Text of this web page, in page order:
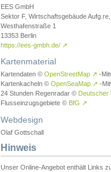
EES GmbH
Sektor F, Wirtschaftsgebäude
Westhafenstraße 1
13353 Berlin
https://ees-gmbh.de/ ↗
Kartenmaterial
Kartendaten © OpenStreetMap ↗ -
Kartenkacheln © OpenSeaMap ↗ -
24 Stunden Regenradar © Deutscher
Flusseinzugsgebiete © BfG ↗
Webdesign
Olaf Gottschall
Hinweis
Unser Online-Angebot enthält Links